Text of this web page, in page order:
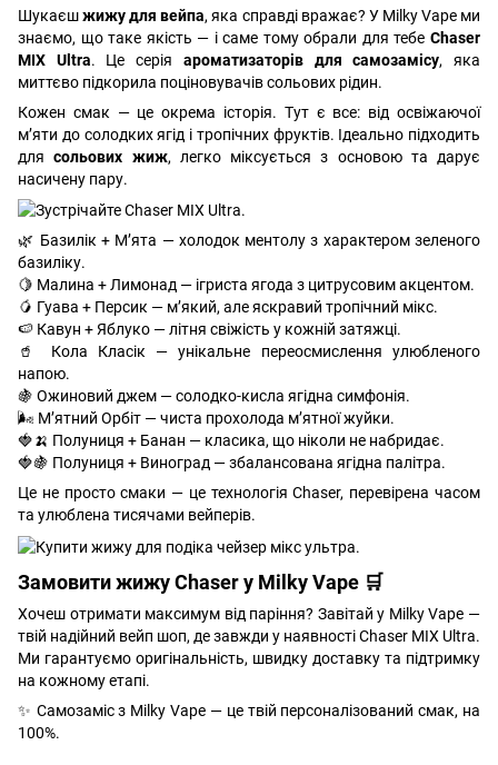
Шукаєшжижу для вейпа, яка справді вражає? У Milky Vape ми
знаємо, що таке якість — і саме тому обрали для тебе Chaser
MIX Ultra. Це серія ароматизаторів для самозамісу, яка
миттєво підкорила поціновувачів сольових рідин.
Кожен смак — це окрема історія. Тут є все: від освіжаючої
м’яти до солодких ягід і тропічних фруктів. Ідеально підходить
длясольових жиж, легко міксується з основою та дарує
насичену пару.
🌿 Базилік + М’ята — холодок ментолу з характером зеленого
базиліку.
🍋 Малина + Лимонад — ігриста ягода з цитрусовим акцентом.
🥭 Гуава + Персик — м’який, але яскравий тропічний мікс.
🍉 Кавун + Яблуко — літня свіжість у кожній затяжці.
🥤 Кола Класік — унікальне переосмислення улюбленого
напою.
🍇 Ожиновий джем — солодко-кисла ягідна симфонія.
🌬️ М’ятний Орбіт — чиста прохолода м’ятної жуйки.
🍓🍌 Полуниця + Банан — класика, що ніколи не набридає.
🍓🍇 Полуниця + Виноград — збалансована ягідна палітра.
Це не просто смаки — це технологія Chaser, перевірена часом
та улюблена тисячами вейперів.
Замовити жижу Chaser у Milky Vape 🛒
Хочеш отримати максимум від паріння? Завітай у Milky Vape —
твій надійний вейп шоп, де завжди у наявності Chaser MIX Ultra.
Ми гарантуємо оригінальність, швидку доставку та підтримку
на кожному етапі.
✨ Самозаміс з Milky Vape — це твій персоналізований смак, на
100%.